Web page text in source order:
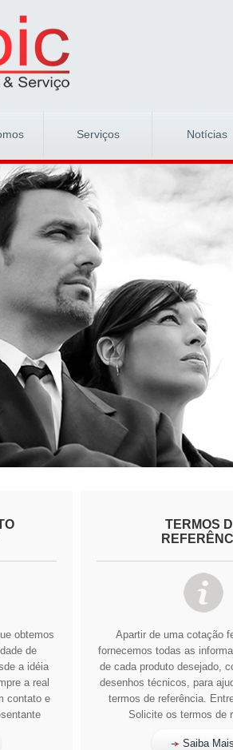
Serviços Notícias
obtemos
de
a idéia
a real
contato e
TERMOS
Apartir de uma cotação
fornecemos todas as
de cada produto desejado,
desenhos técnicos, para
termos de referência.
Solicite os termos de
Saiba Mais